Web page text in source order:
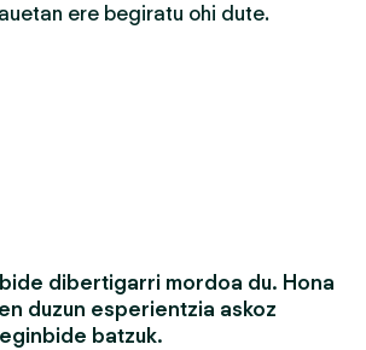
ere begiratu ohi dute.
dibertigarri mordoa du. Hona
duzun esperientzia askoz
batzuk.